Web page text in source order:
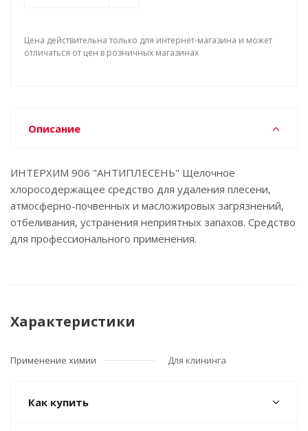
Цена действительна только для интернет-магазина и может
отличаться от цен в розничных магазинах
Описание
ИНТЕРХИМ 906 "АНТИПЛЕСЕНЬ" Щелочное
хлоросодержащее средство для удаления плесени,
атмосферно-почвенных и масложировых загрязнений,
отбеливания, устранения неприятных запахов. Средство
для профессионального применения.
Характеристики
Применение химии Для клининга
Как купить